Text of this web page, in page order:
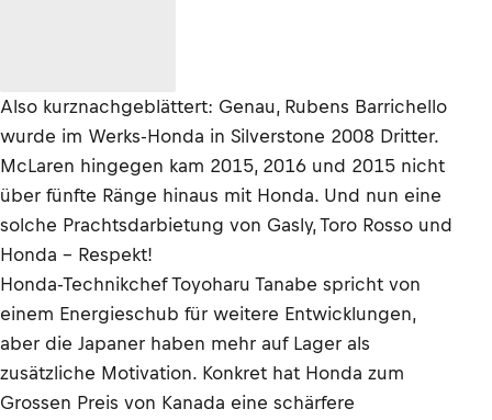
Also kurznachgeblättert: Genau, Rubens Barrichello
wurde im Werks-Honda in Silverstone 2008 Dritter.
McLaren hingegen kam 2015, 2016 und 2015 nicht
über fünfte Ränge hinaus mit Honda. Und nun eine
solche Prachtsdarbietung von Gasly, Toro Rosso und
Honda – Respekt!
Honda-Technikchef Toyoharu Tanabe spricht von
einem Energieschub für weitere Entwicklungen,
aber die Japaner haben mehr auf Lager als
zusätzliche Motivation. Konkret hat Honda zum
Grossen Preis von Kanada eine schärfere